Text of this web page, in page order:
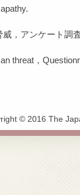
，アンケート調
threat，
© 2016 The